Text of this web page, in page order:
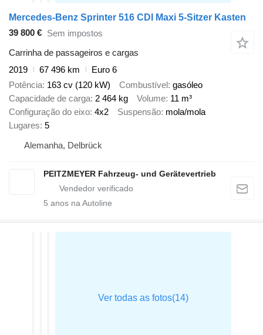
Mercedes-Benz Sprinter 516 CDI Maxi 5-Sitzer Kasten
39 800 € Sem impostos
Carrinha de passageiros e cargas
2019
67 496 km
Euro 6
Potência 163 cv (120 kW) Combustível gasóleo
Capacidade de carga 2 464 kg Volume 11 m³
Configuração do eixo 4x2 Suspensão mola/mola
Lugares 5
Alemanha, Delbrück
PEITZMEYER Fahrzeug- und Gerätevertrieb
5 anos na Autoline